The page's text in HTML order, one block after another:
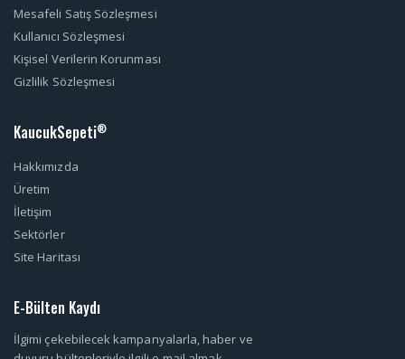
Mesafeli Satış Sözleşmesi
Kullanıcı Sözleşmesi
Kişisel Verilerin Korunması
Gizlilik Sözleşmesi
KaucukSepeti®
Hakkımızda
Üretim
İletişim
Sektörler
Site Haritası
E-Bülten Kaydı
İlgimi çekebilecek kampanyalarla, haber ve